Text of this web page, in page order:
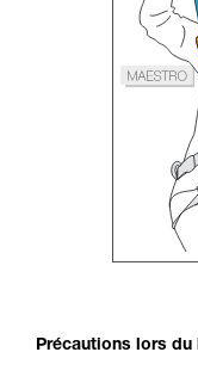
Précautions lors du